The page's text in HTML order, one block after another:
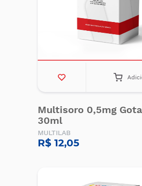
Multisoro 0,5mg
30ml
MULTILAB
R$ 12,05